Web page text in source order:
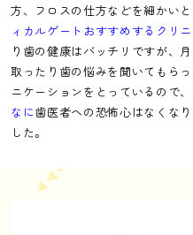
方、フロスの仕方などを細かい
ィカルゲートおすすめするクリ
り歯の健康はバッチリですが、
取ったり歯の悩みを聞いてもら
ニケーションをとっているので、
なに歯医者への恐怖心はなくな
した。